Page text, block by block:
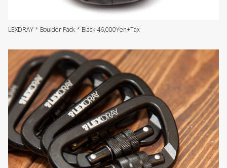
LEXDRAY * Boulder Pack * Black 46,000Yen+Tax